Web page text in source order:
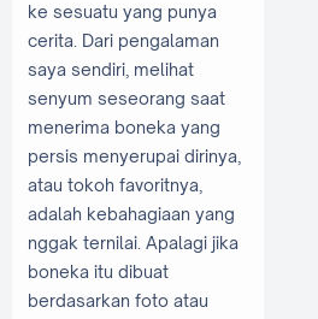
ke sesuatu yang punya
cerita. Dari pengalaman
saya sendiri, melihat
senyum seseorang saat
menerima boneka yang
persis menyerupai dirinya,
atau tokoh favoritnya,
adalah kebahagiaan yang
nggak ternilai. Apalagi jika
boneka itu dibuat
berdasarkan foto atau